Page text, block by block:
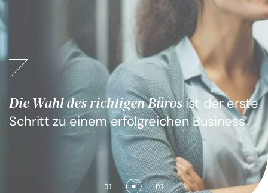
Die Wahl des richtigen Bürosist der erste
Schritt zu einem erfolgreichen Business
01 01